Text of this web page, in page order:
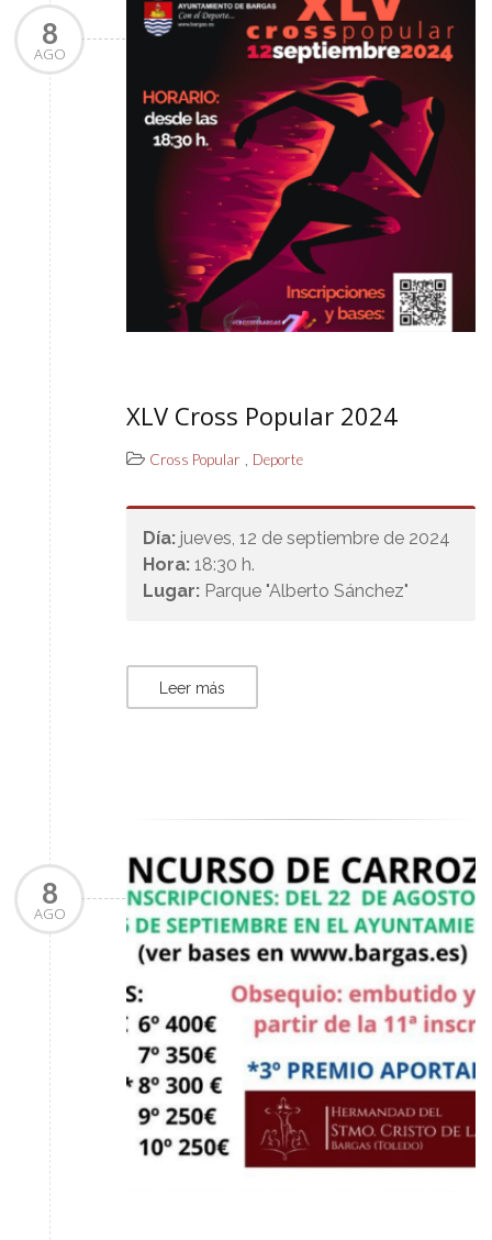
8
AGO
XLV Cross Popular 2024
Cross Popular , Deporte
Día: jueves, 12 de septiembre de 2024
Hora: 18:30 h.
Lugar: Parque "Alberto Sánchez"
Leer más
8
AGO